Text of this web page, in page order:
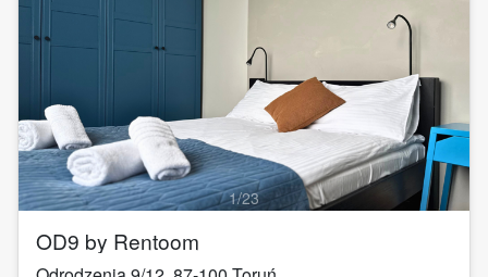
1/23
OD9 by Rentoom